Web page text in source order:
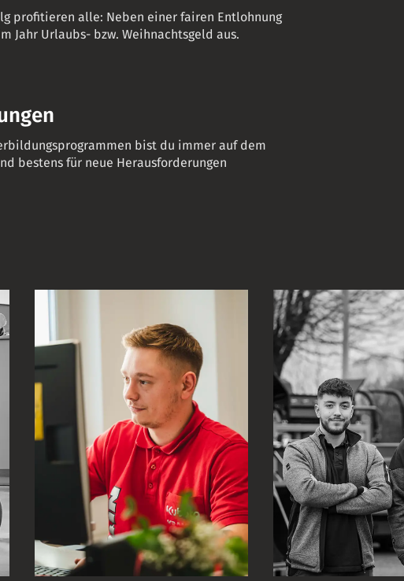
profitieren alle: Neben einer fairen Entlohnung
Jahr Urlaubs- bzw. Weihnachtsgeld aus.
bist du immer auf dem
bestens für neue Herausforderungen